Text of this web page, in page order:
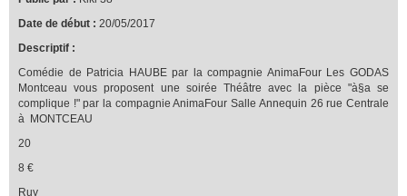
Date de début : 20/05/2017
Descriptif :
Comédie de Patricia HAUBE par la compagnie AnimaFour Les GODAS
Montceau vous proposent une soirée Théâtre avec la pièce "à§a se
complique !" par la compagnie AnimaFour Salle Annequin 26 rue Centrale
à MONTCEAU
20
8 €
Ruy